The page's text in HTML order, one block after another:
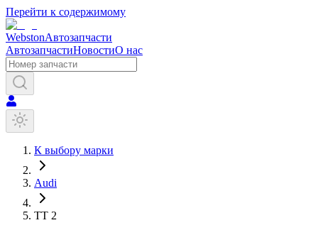
Перейти к содержимому
WebstonАвтозапчасти
АвтозапчастиНовостиО нас
К выбору марки
Audi
TT 2